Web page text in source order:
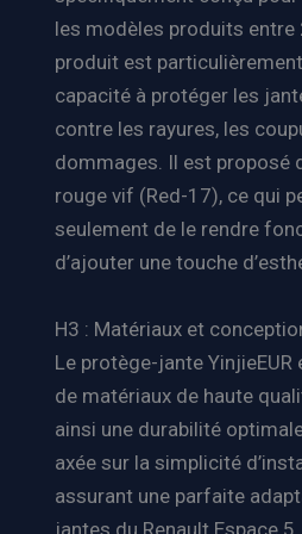
les modèles produits entre
produit est
capacité à protéger les
contre les rayures, les
dommages. Il est proposé
rouge vif (Red-17), ce qui
seulement de le rendre
d’ajouter une touche
H3 : Matériaux et
Le protège-jante
de matériaux de haute
ainsi une durabilité
axée sur la simplicité
assurant une parfaite
jantes du Renault Espace